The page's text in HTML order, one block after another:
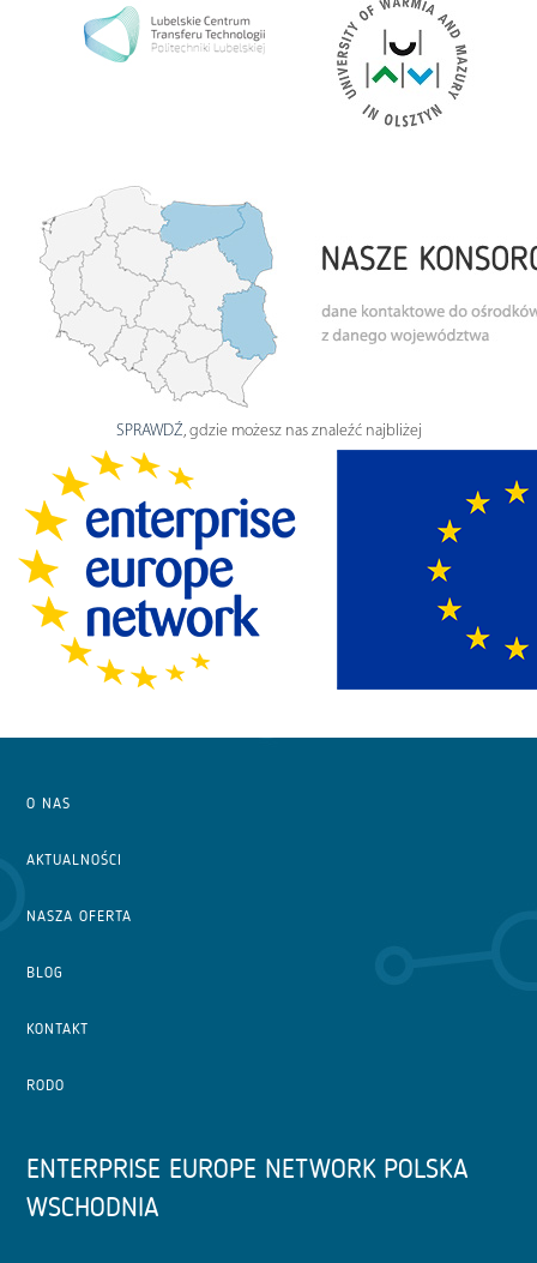
SPRAWDŹ, gdzie możesz nas znaleźć najbliżej
O NAS
AKTUALNOŚCI
NASZA OFERTA
BLOG
KONTAKT
RODO
ENTERPRISE EUROPE NETWORK POLSKA
WSCHODNIA